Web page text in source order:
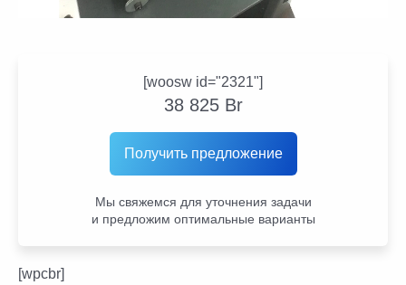
[woosw id="2321"]
38 825 Br
Получить предложение
Мы свяжемся для уточнения задачи
и предложим оптимальные варианты
[wpcbr]